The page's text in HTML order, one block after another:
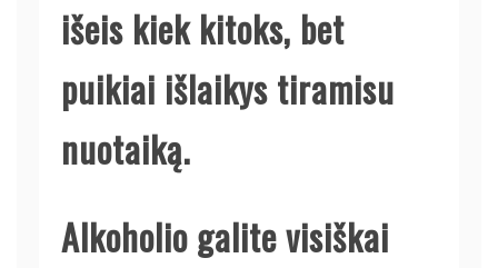
išeis kiek kitoks, bet
puikiai išlaikys tiramisu
nuotaiką.
Alkoholio galite visiškai